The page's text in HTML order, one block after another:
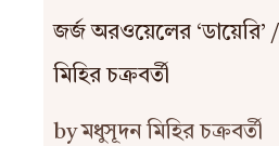
জর্জ অরওয়েলের
মিহির চক্রবর্তী
by মধুসূদন মিহির চক্রবর্তী